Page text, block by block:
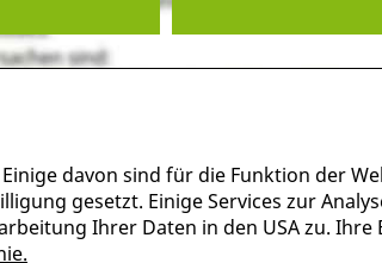
davon sind für die Funktion der
gesetzt. Einige Services zur
Ihrer Daten in den USA zu.